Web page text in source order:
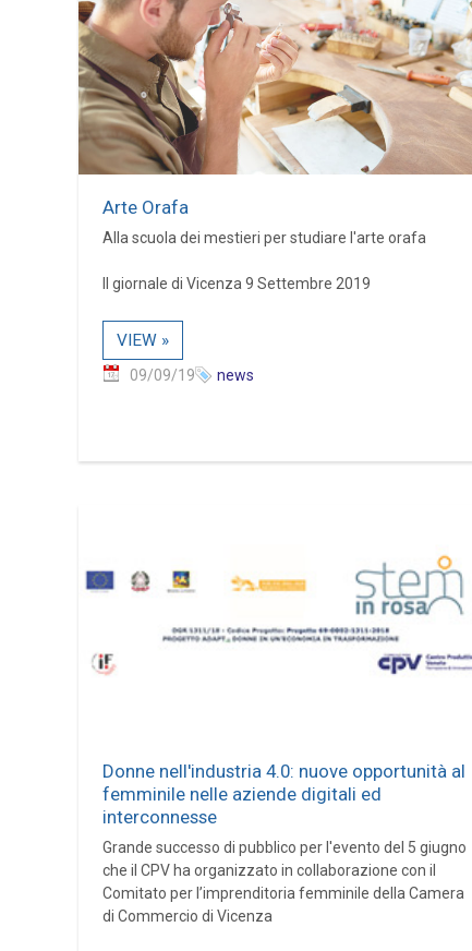
Arte Orafa
Alla scuola dei mestieri per studiare l'arte orafa
Il giornale di Vicenza 9 Settembre 2019
VIEW »
09/09/19 news
Donne nell'industria 4.0: nuove opportunità al
femminile nelle aziende digitali ed
interconnesse
Grande successo di pubblico per l'evento del 5 giugno
che il CPV ha organizzato in collaborazione con il
Comitato per l’imprenditoria femminile della Camera
di Commercio di Vicenza